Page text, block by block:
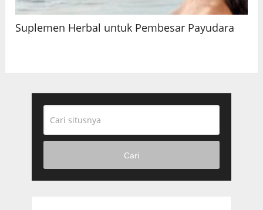
Suplemen Herbal untuk Pembesar Payudara
Cari